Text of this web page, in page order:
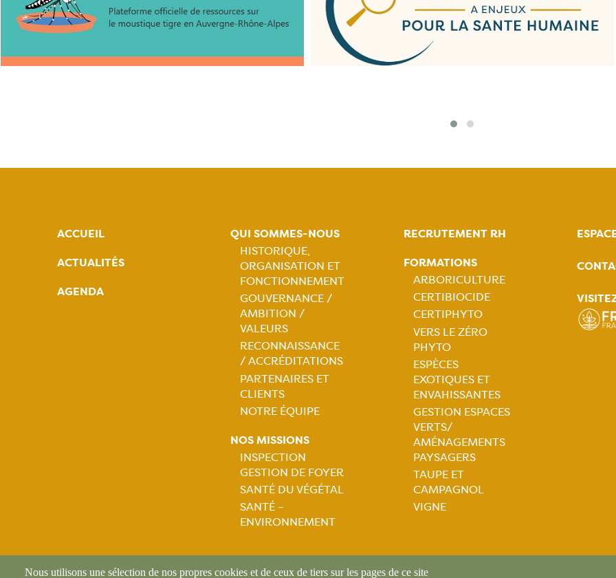
ACCUEIL
ACTUALITÉS
AGENDA
QUI SOMMES-NOUS
Navigation
principale
HISTORIQUE,
ORGANISATION ET
FONCTIONNEMENT
GOUVERNANCE /
AMBITION /
VALEURS
RECONNAISSANCE
/ ACCRÉDITATIONS
PARTENAIRES ET
CLIENTS
NOTRE ÉQUIPE
NOS MISSIONS
Navigation
principale
INSPECTION
GESTION DE FOYER
SANTÉ DU VÉGÉTAL
SANTÉ –
ENVIRONNEMENT
RECRUTEMENT RH
FORMATIONS
Navigation
principale
ARBORICULTURE
CERTIBIOCIDE
CERTIPHYTO
VERS LE ZÉRO
PHYTO
ESPÈCES
EXOTIQUES ET
ENVAHISSANTES
GESTION ESPACES
VERTS/
AMÉNAGEMENTS
PAYSAGERS
TAUPE ET
CAMPAGNOL
VIGNE
Nous utilisons une sélection de nos propres cookies et de ceux de tiers sur les pages de ce site